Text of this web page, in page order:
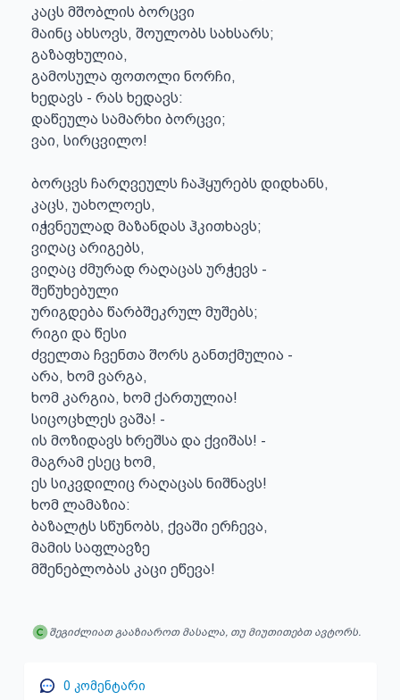
კაცს მშობლის ბორცვი
მაინც ახსოვს, შოულობს სახსარს;
გაზაფხულია,
გამოსულა ფოთოლი ნორჩი,
ხედავს - რას ხედავს:
დაწეულა სამარხი ბორცვი;
ვაი, სირცვილო!
ბორცვს ჩარღვეულს ჩაჰყურებს დიდხანს,
კაცს, უახოლოეს,
იჭვნეულად მაზანდას ჰკითხავს;
ვიღაც არიგებს,
ვიღაც ძმურად რაღაცას ურჭევს -
შეწუხებული
ურიგდება წარბშეკრულ მუშებს;
რიგი და წესი
ძველთა ჩვენთა შორს განთქმულია -
არა, ხომ ვარგა,
ხომ კარგია, ხომ ქართულია!
სიცოცხლეს ვაშა! -
ის მოზიდავს ხრეშსა და ქვიშას! -
მაგრამ ესეც ხომ,
ეს სიკვდილიც რაღაცას ნიშნავს!
ხომ ლამაზია:
ბაზალტს სწუნობს, ქვაში ერჩევა,
მამის საფლავზე
მშენებლობას კაცი ეწევა!
შეგიძლიათ გააზიაროთ მასალა, თუ მიუთითებთ ავტორს.
0 კომენტარი